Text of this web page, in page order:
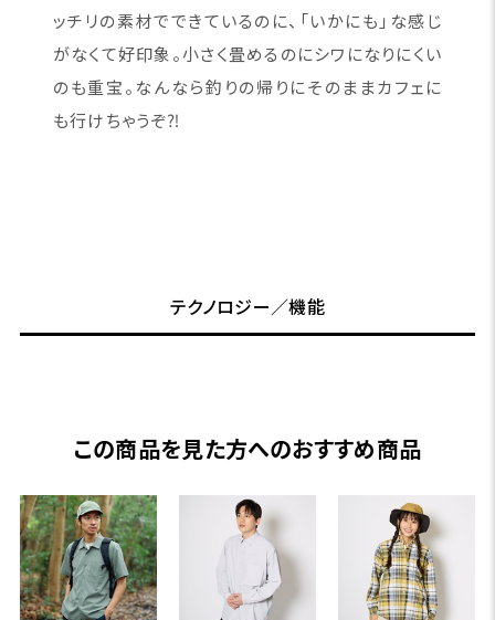
ッチリの素材でできているのに、「いかにも」な感じ
がなくて好印象。小さく畳めるのにシワになりにくい
のも重宝。なんなら釣りの帰りにそのままカフェに
も行けちゃうぞ⁈
テクノロジー／機能
この商品を見た方へのおすすめ商品